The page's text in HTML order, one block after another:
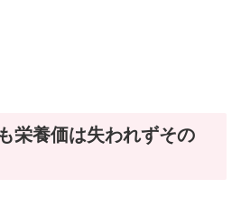
栄養価は失われずその